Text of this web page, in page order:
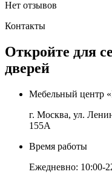
Нет отзывов
Контакты
Откройте для
дверей
Мебельный центр
г. Москва, ул.
155А
Время работы
Ежедневно: 10:00-